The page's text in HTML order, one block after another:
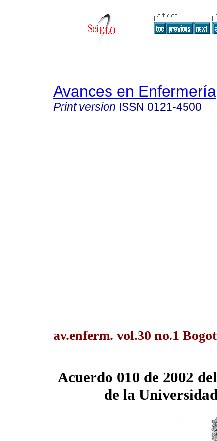
Avances en Enfermería
Print version ISSN 0121-4500
av.enferm. vol.30 no.1
Acuerdo 010 de 2002
de la